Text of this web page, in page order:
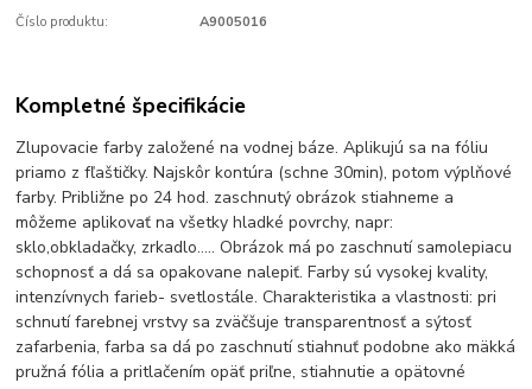
Číslo produktu: A9005016
Kompletné špecifikácie
Zlupovacie farby založené na vodnej báze. Aplikujú sa na fóliu
priamo z fľaštičky. Najskôr kontúra (schne 30min), potom výplňové
farby. Približne po 24 hod. zaschnutý obrázok stiahneme a
môžeme aplikovať na všetky hladké povrchy, napr:
sklo,obkladačky, zrkadlo..... Obrázok má po zaschnutí samolepiacu
schopnosť a dá sa opakovane nalepiť. Farby sú vysokej kvality,
intenzívnych farieb- svetlostále. Charakteristika a vlastnosti: pri
schnutí farebnej vrstvy sa zväčšuje transparentnosť a sýtosť
zafarbenia, farba sa dá po zaschnutí stiahnuť podobne ako mäkká
pružná fólia a pritlačením opäť priľne, stiahnutie a opätovné